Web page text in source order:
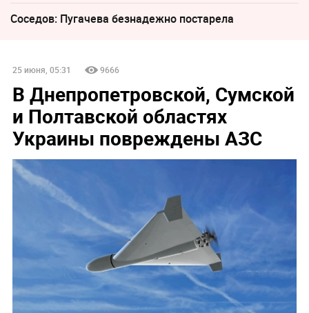
Соседов: Пугачева безнадежно постарела
25 июня, 05:31 9666
В Днепропетровской, Сумской
и Полтавской областях
Украины повреждены АЗС